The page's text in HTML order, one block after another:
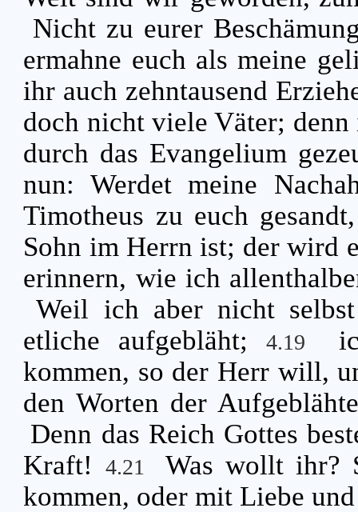
Nicht zu eurer
ermahne euch als meine
ihr auch zehntausend
doch nicht viele Väter; denn
durch das Evangelium
nun: Werdet meine
Timotheus zu euch
Sohn im Herrn ist; der wird
erinnern, wie ich
Weil ich aber nicht
etliche aufgebläht;4.19
kommen, so der Herr will,
den Worten der
Denn das Reich Gottes
Kraft!
4.21
Was wollt ihr?
kommen, oder mit Liebe